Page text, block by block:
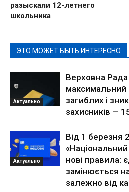
разыскали 12-летнего
школьника
ЭТО МОЖЕТ БЫТЬ ИНТЕРЕСНО
Актуально
Верховна
максимальний
загиблих і
захисників —
Актуально
Від 1 березня
нові правила:
замінюється
залежно від